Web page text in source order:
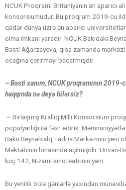
NCUK Proqramı Britaniyanın ən aparıcı
konsorsiumudur. Bu proqram 2019-cu
qədər dünya üzrə ən aparıcı
olma imkanı yaradır. NCUK Bakıdakı
Bəsti Ağarzayeva, qısa zamanda
ocağına çerirməyi bacarmışdır.
– Bəsti xanım, NCUK proqramının
haqqında nə deyə bilərsiz?
– Birləşmiş Krallıq Milli Konsorsium
populyarlığı ilə fəxr edirik.
Baku Beynəlxalq Tədris Mərkəzinin yeni
Məktəbinin binasında açılmışdır. Ünvan-
küç.142, Nizami kinoteatrının yanı.
Bu yenilik bizə gənlərlə yaxından